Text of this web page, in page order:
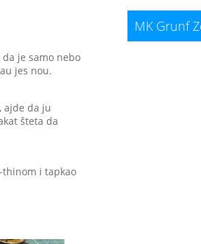
je samo nebo
jes nou.
ajde da ju
šteta da
thinom i tapkao
MK Grunf